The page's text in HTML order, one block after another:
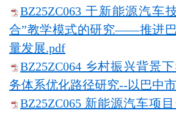
BZ25ZC063 于新能源汽车
合”教学模式的研究——推进
量发展.pdf
BZ25ZC064 乡村振兴背景
务体系优化路径研究--以巴中
BZ25ZC065 新能源汽车项